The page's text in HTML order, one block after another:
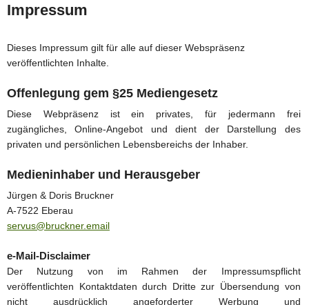
Impressum
Dieses Impressum gilt für alle auf dieser Webspräsenz
veröffentlichten Inhalte.
Offenlegung gem §25 Mediengesetz
Diese Webpräsenz ist ein privates, für jedermann frei
zugängliches, Online-Angebot und dient der Darstellung des
privaten und persönlichen Lebensbereichs der Inhaber.
Medieninhaber und Herausgeber
Jürgen & Doris Bruckner
A-7522 Eberau
servus@bruckner.email
e-Mail-Disclaimer
Der Nutzung von im Rahmen der Impressumspflicht
veröffentlichten Kontaktdaten durch Dritte zur Übersendung von
nicht ausdrücklich angeforderter Werbung und